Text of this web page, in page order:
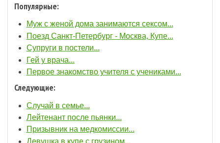
Популярные:
Муж с женой дома занимаются ceкcом...
Поезд Санкт-Петербург - Москва, Купе...
Супруги в постели...
Гей у врача...
Первое знакомство учителя с учениками...
Следующие:
Случай в семье...
Лейтенант после пьянки...
Призывник на медкомиссии...
Девушка в купе с грузином...